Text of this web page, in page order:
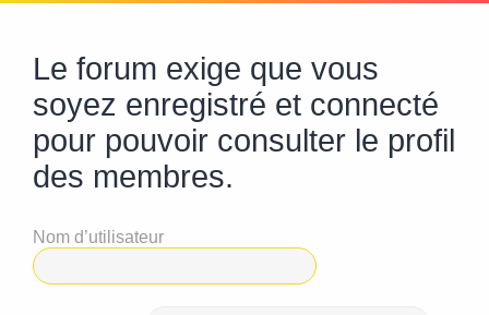
Le forum exige que vous
soyez enregistré et connecté
pour pouvoir consulter le profil
des membres.
Nom d’utilisateur